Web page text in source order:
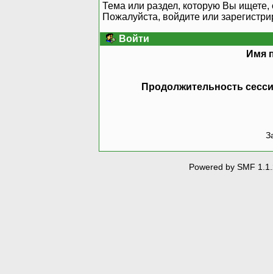
Тема или раздел, которую Вы ищете,
Пожалуйста, войдите или
Войти
Имя
Продолжительность
Powered by SMF